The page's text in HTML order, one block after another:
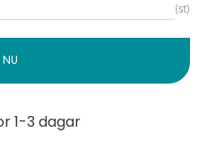
st
1-3 dagar